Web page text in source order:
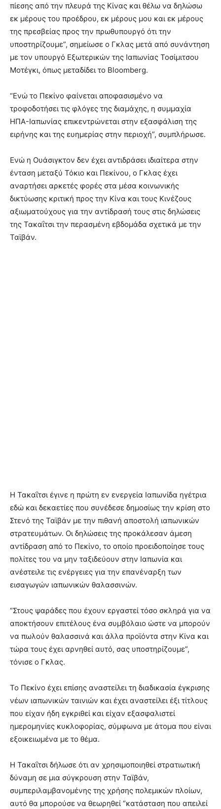
πίεσης από την πλευρά της Κίνας και θέλω να δηλώσω
εκ μέρους του προέδρου, εκ μέρους μου και εκ μέρους
της πρεσβείας προς την πρωθυπουργό ότι την
υποστηρίζουμε”, σημείωσε ο Γκλας μετά από συνάντηση
με τον υπουργό Εξωτερικών της Ιαπωνίας Τοσίμιτσου
Μοτέγκι, όπως μεταδίδει το Bloomberg.
“Ενώ το Πεκίνο φαίνεται αποφασισμένο να
τροφοδοτήσει τις φλόγες της διαμάχης, η συμμαχία
ΗΠΑ-Ιαπωνίας επικεντρώνεται στην εξασφάλιση της
ειρήνης και της ευημερίας στην περιοχή”, συμπλήρωσε.
Ενώ η Ουάσιγκτον δεν έχει αντιδράσει ιδιαίτερα στην
ένταση μεταξύ Τόκιο και Πεκίνου, ο Γκλας έχει
αναρτήσει αρκετές φορές στα μέσα κοινωνικής
δικτύωσης κριτική προς την Κίνα και τους Κινέζους
αξιωματούχους για την αντίδρασή τους στις δηλώσεις
της Τακαΐτσι την περασμένη εβδομάδα σχετικά με την
Ταϊβάν.
Η Τακαΐτσι έγινε η πρώτη εν ενεργεία Ιαπωνίδα ηγέτρια
εδώ και δεκαετίες που συνέδεσε δημοσίως την κρίση στο
Στενό της Ταϊβάν με την πιθανή αποστολή ιαπωνικών
στρατευμάτων. Οι δηλώσεις της προκάλεσαν άμεση
αντίδραση από το Πεκίνο, το οποίο προειδοποίησε τους
πολίτες του να μην ταξιδεύουν στην Ιαπωνία και
ανέστειλε τις ενέργειες για την επανέναρξη των
εισαγωγών ιαπωνικών θαλασσινών.
“Στους ψαράδες που έχουν εργαστεί τόσο σκληρά για να
αποκτήσουν επιτέλους ένα συμβόλαιο ώστε να μπορούν
να πωλούν θαλασσινά και άλλα προϊόντα στην Κίνα και
τώρα τους έχει αρνηθεί αυτό, σας υποστηρίζουμε”,
τόνισε ο Γκλας.
Το Πεκίνο έχει επίσης αναστείλει τη διαδικασία έγκρισης
νέων ιαπωνικών ταινιών και έχει αναστείλει έξι τίτλους
που είχαν ήδη εγκριθεί και είχαν εξασφαλιστεί
ημερομηνίες κυκλοφορίας, σύμφωνα με άτομα που είναι
εξοικειωμένα με το θέμα.
Η Τακαΐτσι δήλωσε ότι αν χρησιμοποιηθεί στρατιωτική
δύναμη σε μια σύγκρουση στην Ταϊβάν,
συμπεριλαμβανομένης της χρήσης πολεμικών πλοίων,
αυτό θα μπορούσε να θεωρηθεί “κατάσταση που απειλεί